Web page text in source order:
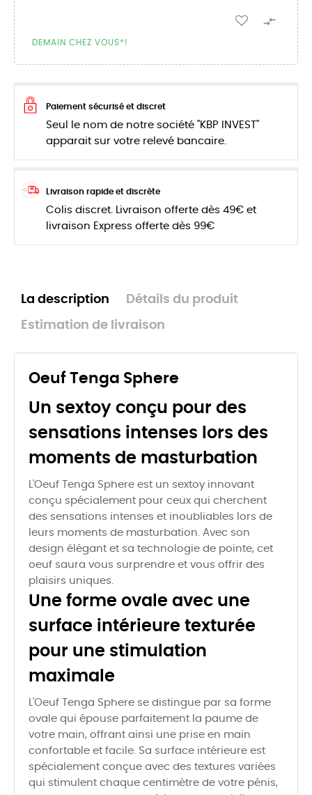

DEMAIN CHEZ VOUS*!
Paiement sécurisé et discret
Seul le nom de notre société "KBP INVEST"
apparait sur votre relevé bancaire.
Livraison rapide et discrète
Colis discret. Livraison offerte dès 49€ et
livraison Express offerte dès 99€
La description Détails du produit
Estimation de livraison
Oeuf Tenga Sphere
Un sextoy conçu pour des
sensations intenses lors des
moments de masturbation
L'Oeuf Tenga Sphere est un sextoy innovant
conçu spécialement pour ceux qui cherchent
des sensations intenses et inoubliables lors de
leurs moments de masturbation. Avec son
design élégant et sa technologie de pointe, cet
oeuf saura vous surprendre et vous offrir des
plaisirs uniques.
Une forme ovale avec une
surface intérieure texturée
pour une stimulation
maximale
L'Oeuf Tenga Sphere se distingue par sa forme
ovale qui épouse parfaitement la paume de
votre main, offrant ainsi une prise en main
confortable et facile. Sa surface intérieure est
spécialement conçue avec des textures variées
qui stimulent chaque centimètre de votre pénis,